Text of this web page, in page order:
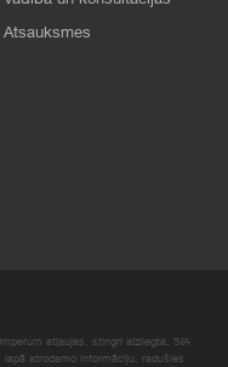
Atsauksmes
atļaujas, stingri aizliegta. SIA
atrodamo informāciju, radušies